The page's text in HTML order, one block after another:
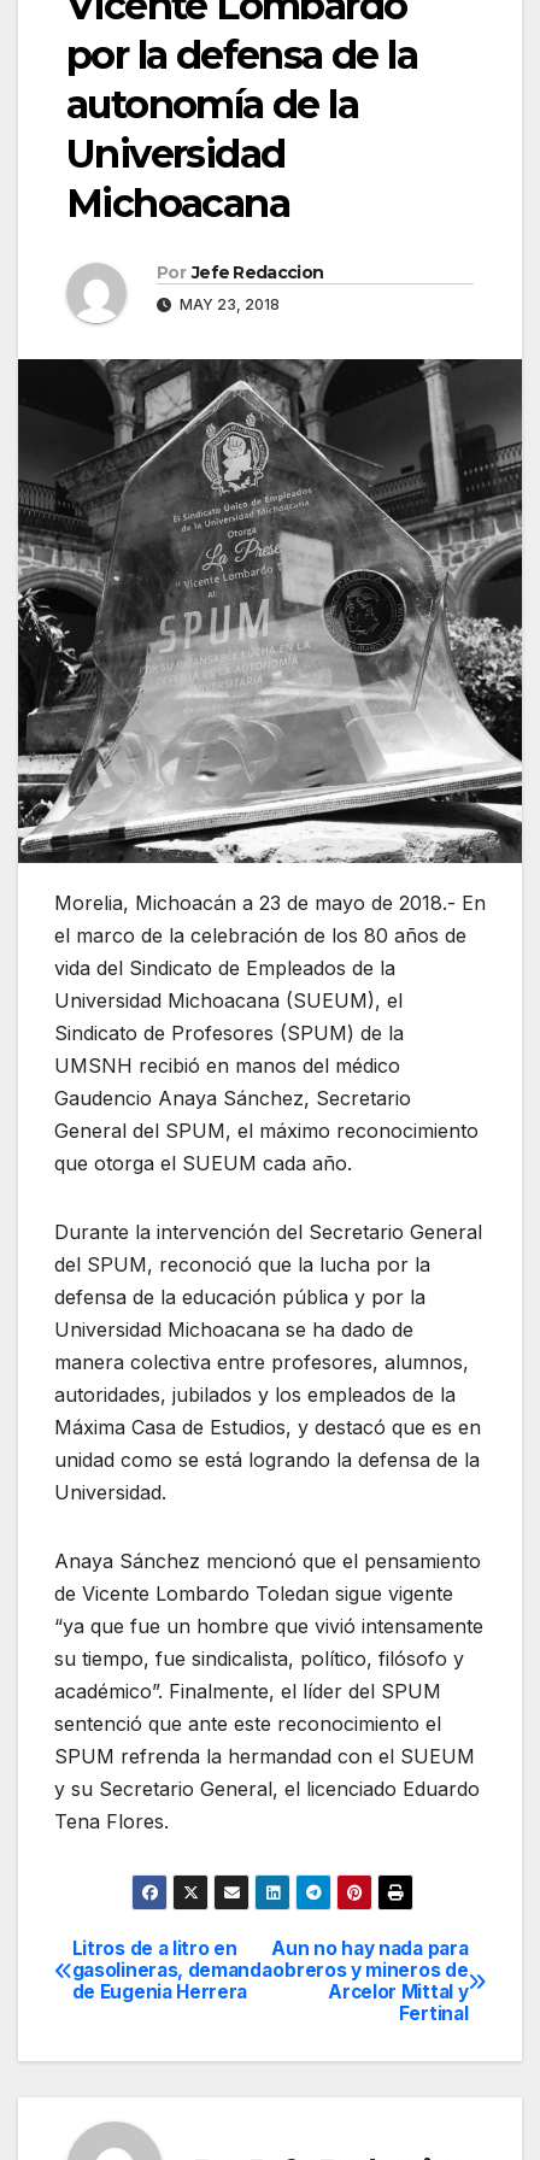
por la defensa de la
autonomía de la
Universidad
Michoacana
Por Jefe Redaccion
MAY 23, 2018
Morelia, Michoacán a 23 de mayo de 2018.- En
el marco de la celebración de los 80 años de
vida del Sindicato de Empleados de la
Universidad Michoacana (SUEUM), el
Sindicato de Profesores (SPUM) de la
UMSNH recibió en manos del médico
Gaudencio Anaya Sánchez, Secretario
General del SPUM, el máximo reconocimiento
que otorga el SUEUM cada año.
Durante la intervención del Secretario General
del SPUM, reconoció que la lucha por la
defensa de la educación pública y por la
Universidad Michoacana se ha dado de
manera colectiva entre profesores, alumnos,
autoridades, jubilados y los empleados de la
Máxima Casa de Estudios, y destacó que es en
unidad como se está logrando la defensa de la
Universidad.
Anaya Sánchez mencionó que el pensamiento
de Vicente Lombardo Toledan sigue vigente
“ya que fue un hombre que vivió intensamente
su tiempo, fue sindicalista, político, filósofo y
académico”. Finalmente, el líder del SPUM
sentenció que ante este reconocimiento el
SPUM refrenda la hermandad con el SUEUM
y su Secretario General, el licenciado Eduardo
Tena Flores.
Navegación
de
entradas
Aun no hay nada para
obreros y mineros de
Arcelor Mittal y
Fertinal
Litros de a litro en
gasolineras, demanda
de Eugenia Herrera